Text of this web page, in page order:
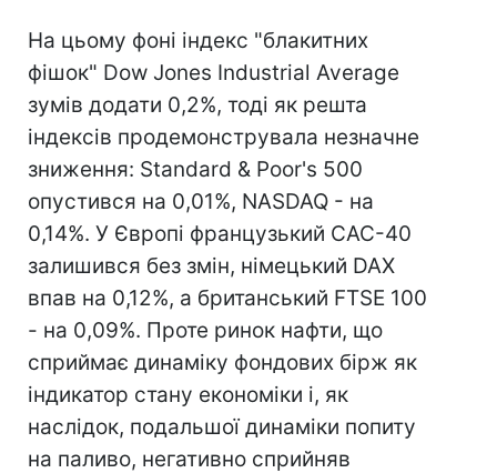
На цьому фоні індекс "блакитних
фішок" Dow Jones Industrial Average
зумів додати 0,2%, тоді як решта
індексів продемонструвала незначне
зниження: Standard & Poor's 500
опустився на 0,01%, NASDAQ - на
0,14%. У Європі французький CАС-40
залишився без змін, німецький DAX
впав на 0,12%, а британський FTSE 100
- на 0,09%. Проте ринок нафти, що
сприймає динаміку фондових бірж як
індикатор стану економіки і, як
наслідок, подальшої динаміки попиту
на паливо, негативно сприйняв